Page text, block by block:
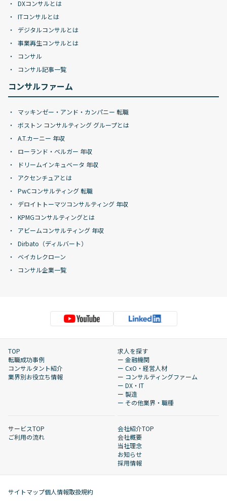
DXコンサルとは
ITコンサルとは
デジタルコンサルとは
事業再生コンサルとは
コンサル
コンサル記事一覧
コンサルファーム
マッキンゼー・アンド・カンパニー 転職
ボストン コンサルティング グループとは
A.T.カーニー 年収
ローランド・ベルガー 年収
ドリームインキュベータ 年収
アクセンチュアとは
PwCコンサルティング 転職
デロイトトーマツコンサルティング 年収
KPMGコンサルティングとは
アビームコンサルティング 年収
Dirbato（ディルバート）
ベイカレクローン
コンサル企業一覧
TOP
転職成功事例
コンサルタント紹介
業界別お役立ち情報
求人を探す
ー 金融機関
ー CxO・経営人材
ー コンサルティングファーム
ー DX・IT
ー 製造
ー その他業界・職種
サービスTOP
ご利用の流れ
会社紹介TOP
会社概要
当社理念
お知らせ
採用情報
サイトマップ個人情報取扱規約